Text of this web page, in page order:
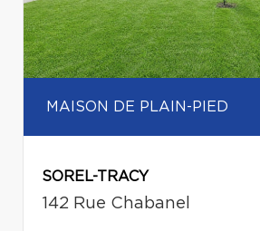
MAISON DE PLAIN-PIED
SOREL-TRACY
142 Rue Chabanel